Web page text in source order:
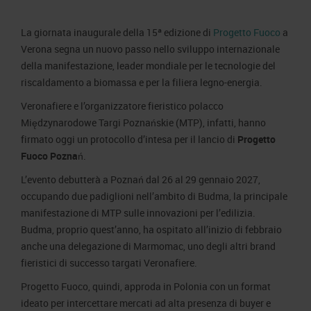
Organisational model pursuant to Legislative decree 231/2001
Code of Ethics
Corporate Social Responsibility
Environmental responsibility
Recognised certifications
Press services in the Exhibition Centre
Press Office Contact
Contacts
La giornata inaugurale della 15ª edizione di Progetto Fuoco a
Verona segna un nuovo passo nello sviluppo internazionale
della manifestazione, leader mondiale per le tecnologie del
riscaldamento a biomassa e per la filiera legno-energia.
Veronafiere e l’organizzatore fieristico polacco
Międzynarodowe Targi Poznańskie (MTP), infatti, hanno
firmato oggi un protocollo d’intesa per il lancio di Progetto
Fuoco Poznań.
L’evento debutterà a Poznań dal 26 al 29 gennaio 2027,
occupando due padiglioni nell’ambito di Budma, la principale
manifestazione di MTP sulle innovazioni per l’edilizia.
Budma, proprio quest’anno, ha ospitato all’inizio di febbraio
anche una delegazione di Marmomac, uno degli altri brand
fieristici di successo targati Veronafiere.
Progetto Fuoco, quindi, approda in Polonia con un format
ideato per intercettare mercati ad alta presenza di buyer e